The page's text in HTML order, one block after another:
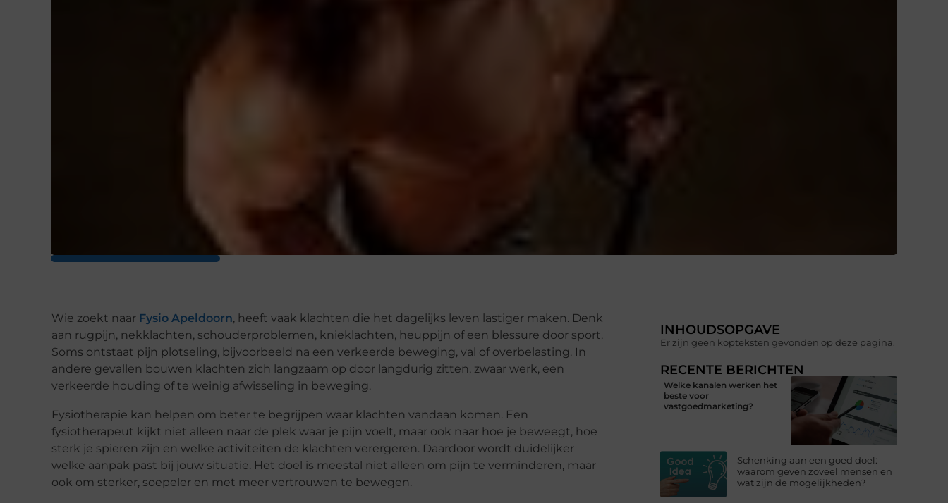
Wie zoekt naar Fysio Apeldoorn, heeft vaak klachten die het dagelijks leven lastiger maken. Denk
aan rugpijn, nekklachten, schouderproblemen, knieklachten, heuppijn of een blessure door sport.
Soms ontstaat pijn plotseling, bijvoorbeeld na een verkeerde beweging, val of overbelasting. In
andere gevallen bouwen klachten zich langzaam op door langdurig zitten, zwaar werk, een
verkeerde houding of te weinig afwisseling in beweging.
Fysiotherapie kan helpen om beter te begrijpen waar klachten vandaan komen. Een
fysiotherapeut kijkt niet alleen naar de plek waar je pijn voelt, maar ook naar hoe je beweegt, hoe
sterk je spieren zijn en welke activiteiten de klachten verergeren. Daardoor wordt duidelijker
welke aanpak past bij jouw situatie. Het doel is meestal niet alleen om pijn te verminderen, maar
ook om sterker, soepeler en met meer vertrouwen te bewegen.
INHOUDSOPGAVE
Er zijn geen kopteksten gevonden op deze pagina.
RECENTE BERICHTEN
Welke kanalen werken het
beste voor
vastgoedmarketing?
Schenking aan een goed doel:
waarom geven zoveel mensen en
wat zijn de mogelijkheden?